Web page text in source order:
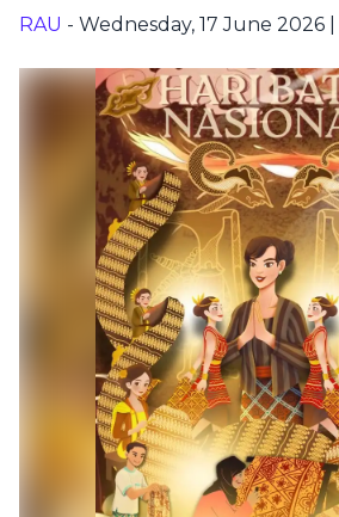
RAU - Wednesday, 17 June 2026 |